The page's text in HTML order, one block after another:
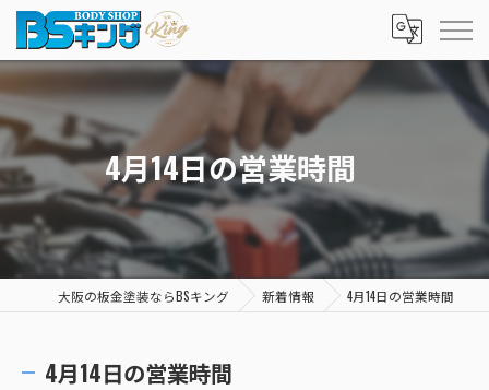
4月14日の営業時間
大阪の板金塗装ならBSキング 新着情報 4月14日の営業時間
4月14日の営業時間